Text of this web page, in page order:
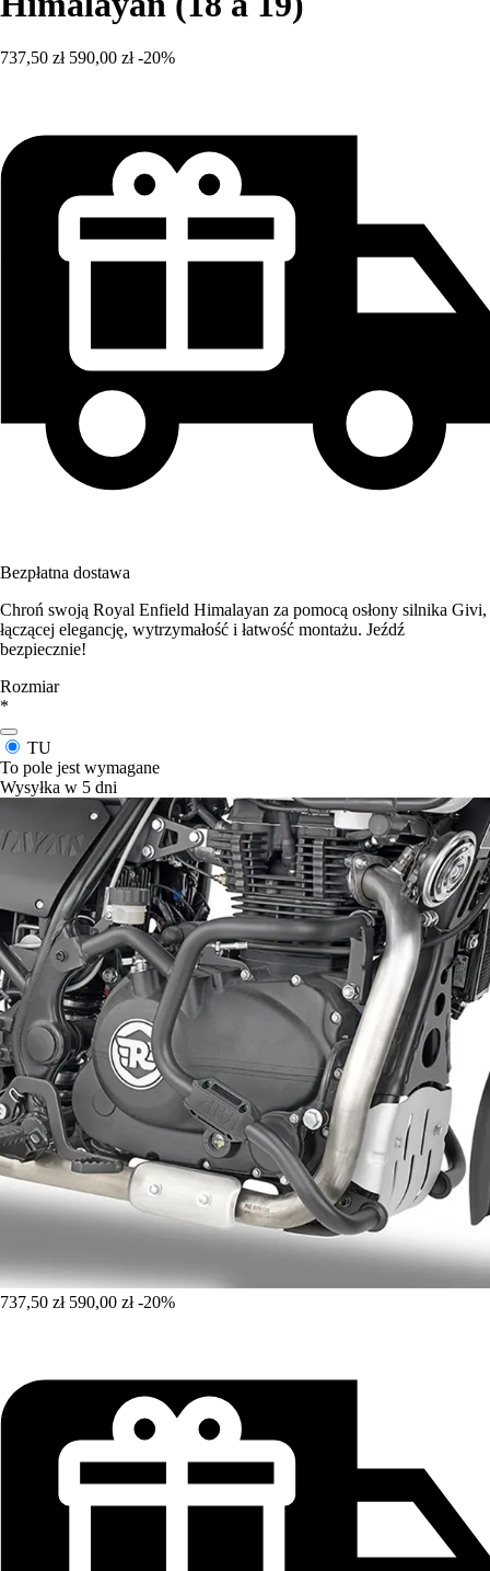
737,50 zł 590,00 zł -20%
Bezpłatna dostawa
Chroń swoją Royal Enfield Himalayan za pomocą osłony silnika Givi,
łączącej elegancję, wytrzymałość i łatwość montażu. Jeźdź
bezpiecznie!
Rozmiar
*
TU
To pole jest wymagane
Wysyłka w 5 dni
737,50 zł 590,00 zł -20%